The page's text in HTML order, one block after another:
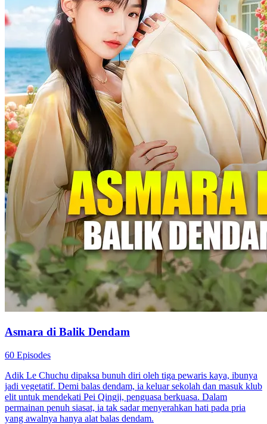
Asmara di Balik Dendam
60 Episodes
Adik Le Chuchu dipaksa bunuh diri oleh tiga pewaris kaya, ibunya
jadi vegetatif. Demi balas dendam, ia keluar sekolah dan masuk klub
elit untuk mendekati Pei Qingji, penguasa berkuasa. Dalam
permainan penuh siasat, ia tak sadar menyerahkan hati pada pria
yang awalnya hanya alat balas dendam.